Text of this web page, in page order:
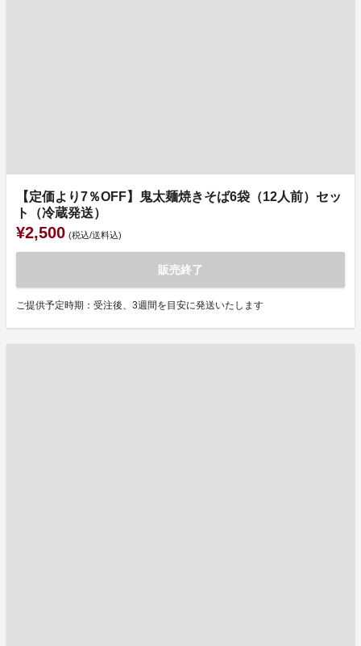
【定価より7％OFF】鬼太麺焼きそば6袋（12人前）セッ
ト（冷蔵発送）
¥2,500 (税込/送料込)
販売終了
ご提供予定時期：受注後、3週間を目安に発送いたします